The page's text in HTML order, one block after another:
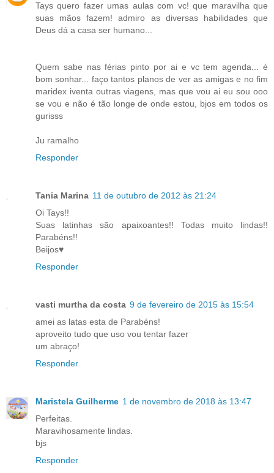
Tays quero fazer umas aulas com vc! que maravilha que
suas mãos fazem! admiro as diversas habilidades que
Deus dá a casa ser humano...
Quem sabe nas férias pinto por ai e vc tem agenda... é
bom sonhar... faço tantos planos de ver as amigas e no fim
maridex iventa outras viagens, mas que vou ai eu sou ooo
se vou e não é tão longe de onde estou, bjos em todos os
gurisss
Ju ramalho
Responder
Tania Marina 11 de outubro de 2012 às 21:24
Oi Tays!!
Suas latinhas são apaixoantes!! Todas muito lindas!!
Parabéns!!
Beijos♥
Responder
vasti murtha da costa 9 de fevereiro de 2015 às 15:54
amei as latas esta de Parabéns!
aproveito tudo que uso vou tentar fazer
um abraço!
Responder
Maristela Guilherme 1 de novembro de 2018 às 13:47
Perfeitas.
Maravihosamente lindas.
bjs
Responder